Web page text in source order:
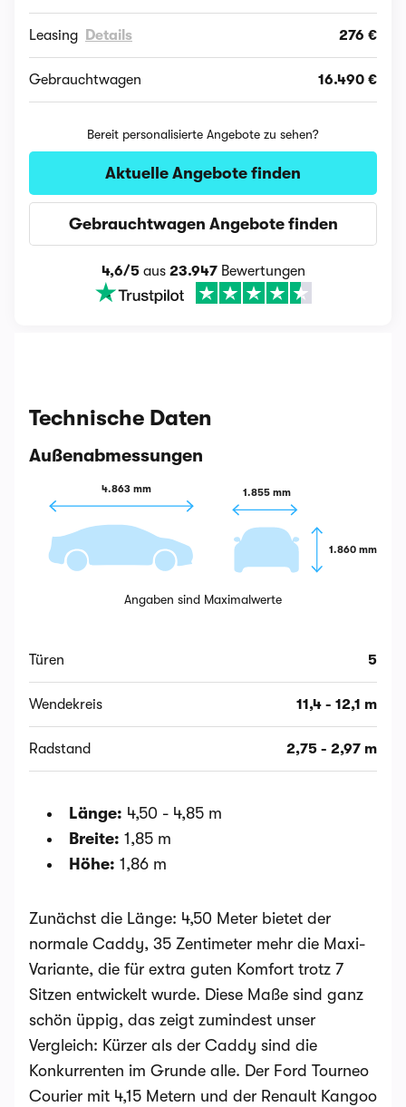
Leasing Details 276 €
Gebrauchtwagen 16.490 €
Bereit personalisierte Angebote zu sehen?
Aktuelle Angebote finden
Gebrauchtwagen Angebote finden
4,6/5aus 23.947Bewertungen
Technische Daten
Außenabmessungen
4.863 mm 1.855 mm
1.860 mm
Angaben sind Maximalwerte
Türen 5
Wendekreis 11,4 - 12,1 m
Radstand 2,75 - 2,97 m
Länge: 4,50 - 4,85 m
Breite: 1,85 m
Höhe: 1,86 m
Zunächst die Länge: 4,50 Meter bietet der
normale Caddy, 35 Zentimeter mehr die Maxi-
Variante, die für extra guten Komfort trotz 7
Sitzen entwickelt wurde. Diese Maße sind ganz
schön üppig, das zeigt zumindest unser
Vergleich: Kürzer als der Caddy sind die
Konkurrenten im Grunde alle. Der Ford Tourneo
Courier mit 4,15 Metern und der Renault Kangoo